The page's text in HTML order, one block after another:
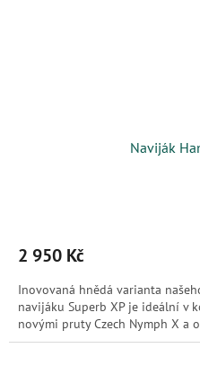
Naviják
2 950 Kč
Inovovaná hnědá varianta
navijáku Superb XP je ideální v
novými pruty Czech Nymph X a